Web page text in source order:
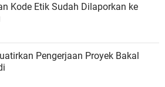
Kode Etik Sudah Dilaporkan ke
Pengerjaan Proyek Bakal